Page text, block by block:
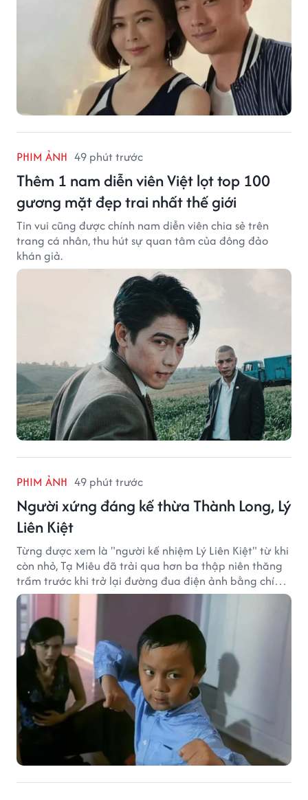
PHIM ẢNH 49 phút trước
Thêm 1 nam diễn viên Việt lọt top 100
gương mặt đẹp trai nhất thế giới
Tin vui cũng được chính nam diễn viên chia sẻ trên
trang cá nhân, thu hút sự quan tâm của đông đảo
khán giả.
PHIM ẢNH 49 phút trước
Người xứng đáng kế thừa Thành Long, Lý
Liên Kiệt
Từng được xem là "người kế nhiệm Lý Liên Kiệt" từ khi
còn nhỏ, Tạ Miêu đã trải qua hơn ba thập niên thăng
trầm trước khi trở lại đường đua điện ảnh bằng chính
sở trường võ thuật.